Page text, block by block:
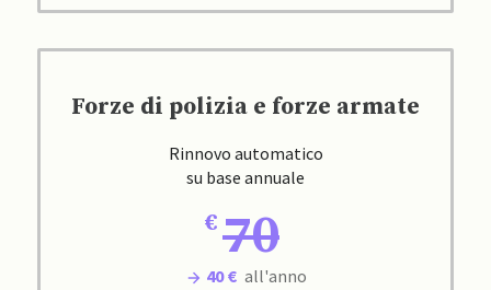
Forze di polizia e forze armate
Rinnovo automatico
su base annuale
70
40 € all'anno